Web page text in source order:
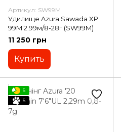
Артикул: SW99M
Удилище Azura Sawada XP
99M 2.99м/8-28г (SW99M)
11 250 грн
Купить
5
5